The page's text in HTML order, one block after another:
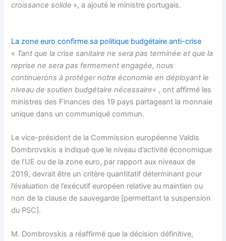
croissance solide », a ajouté le ministre portugais.
La zone euro confirme sa politique budgétaire anti-crise
« Tant que la crise sanitaire ne sera pas terminée et que la
reprise ne sera pas fermement engagée, nous
continuerons à protéger notre économie en déployant le
niveau de soutien budgétaire nécessaire« , ont affirmé les
ministres des Finances des 19 pays partageant la monnaie
unique dans un communiqué commun.
Le vice-président de la Commission européenne Valdis
Dombrovskis a indiqué que le niveau d’activité économique
de l’UE ou de la zone euro, par rapport aux niveaux de
2019, devrait être un critère quantitatif déterminant pour
l’évaluation de l’exécutif européen relative au maintien ou
non de la clause de sauvegarde [permettant la suspension
du PSC].
M. Dombrovskis a réaffirmé que la décision définitive,